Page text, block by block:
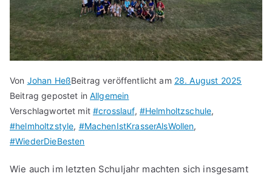
Von Johan HeßBeitrag veröffentlicht am 28. August 2025
Beitrag gepostet inAllgemein
Verschlagwortet mit#crosslauf, #Helmholtzschule,
#helmholtzstyle, #MachenIstKrasserAlsWollen,
#WiederDieBesten
Wie auch im letzten Schuljahr machten sich insgesamt